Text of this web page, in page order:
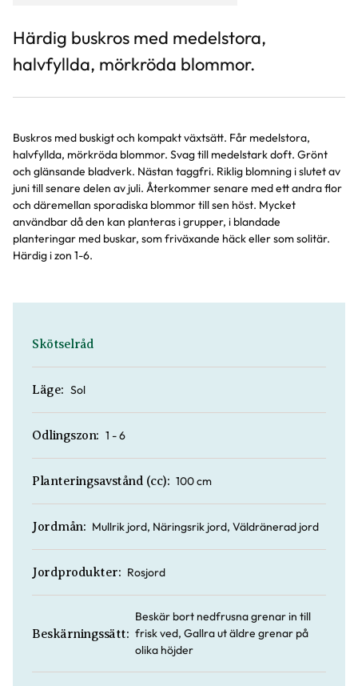
Härdig buskros med medelstora,
halvfyllda, mörkröda blommor.
Buskros med buskigt och kompakt växtsätt. Får medelstora,
halvfyllda, mörkröda blommor. Svag till medelstark doft. Grönt
och glänsande bladverk. Nästan taggfri. Riklig blomning i slutet av
juni till senare delen av juli. Återkommer senare med ett andra flor
och däremellan sporadiska blommor till sen höst. Mycket
användbar då den kan planteras i grupper, i blandade
planteringar med buskar, som friväxande häck eller som solitär.
Härdig i zon 1-6.
Skötselråd
Läge: Sol
Odlingszon: 1 - 6
Planteringsavstånd (cc): 100 cm
Jordmån: Mullrik jord, Näringsrik jord, Väldränerad jord
Jordprodukter: Rosjord
Beskärningssätt:
Beskär bort nedfrusna grenar in till
frisk ved, Gallra ut äldre grenar på
olika höjder